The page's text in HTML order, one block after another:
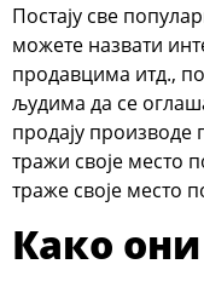
Постају све
можете назвати
продавцима итд.,
људима да се
продају производе
тражи своје место
траже своје место
Како